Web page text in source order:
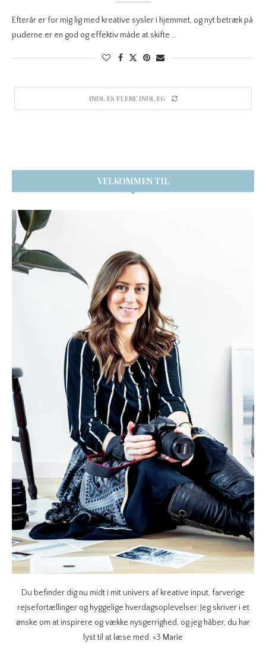
Efterår er for mig lig med kreative sysler i hjemmet, og nyt betræk på
puderne er en god og effektiv måde at skifte …
INDLÆS FLERE INDLÆG
VELKOMMEN TIL
Du befinder dig nu midt i mit univers af kreative input, farverige
rejsefortællinger og hyggelige hverdagsoplevelser. Jeg skriver i et
ønske om at inspirere og vække nysgerrighed, og jeg håber, du har
lyst til at læse med. <3 Marie